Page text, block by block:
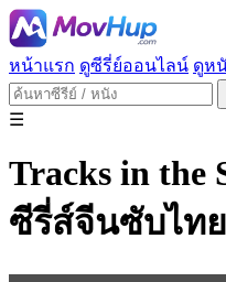
หน้าแรก ดูซีรี่ย์ออนไลน์ ดูห
☰
Tracks in the
ซีรี่ส์จีนซับไท